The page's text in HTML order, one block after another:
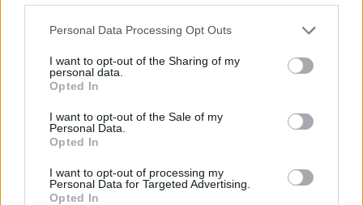
Personal Data Processing Opt Outs
I want to opt-out of the Sharing of my
personal data.
Opted In
I want to opt-out of the Sale of my
Personal Data.
Opted In
I want to opt-out of processing my
Personal Data for Targeted Advertising.
Opted In
részvényesként részt venni nem kívánó
részvényesek kifizetéséről és vagyonhányadukról.
Mit érint a leválasztás?
A passzív mobil infrastruktúra, amit külön cégbe
választana le a Magyar Telekom, körülbelül 2800
helyszínen helyezkedik el.